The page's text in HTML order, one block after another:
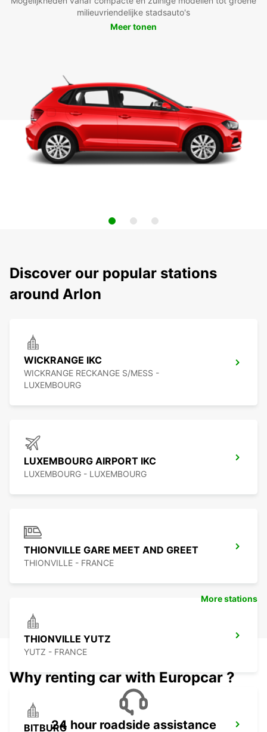
milieuvriendelijke stadsauto's
Meer tonen
Discover our popular stations
around Arlon
WICKRANGE IKC
WICKRANGE RECKANGE S/MESS -
LUXEMBOURG
LUXEMBOURG AIRPORT IKC
LUXEMBOURG - LUXEMBOURG
THIONVILLE GARE MEET AND GREET
THIONVILLE - FRANCE
THIONVILLE YUTZ
YUTZ - FRANCE
BITBURG
More stations
Why renting car with Europcar ?
24 hour roadside assistance